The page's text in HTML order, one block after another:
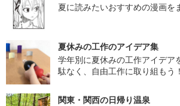
夏に読みたいおすすめの漫画を
夏休みの工作のアイデア集
学年別に夏休みの工作アイデア
駄なく、自由工作に取り組もう！
関東・関西の日帰り温泉